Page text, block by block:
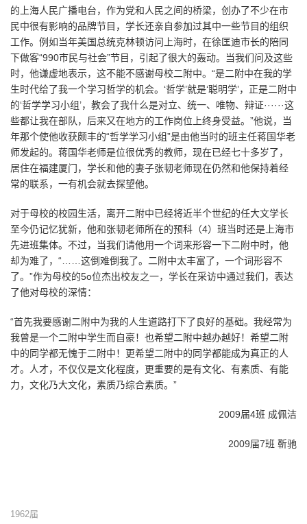
的上海人民广播电台，作为党和人民之间的桥梁，创办了不少在市
民中很有影响的品牌节目，学长还亲自参加过其中一些节目的组织
工作。例如当年美国总统克林顿访问上海时，在徐匡迪市长的陪同
下做客“990市民与社会”节目，引起了很大的轰动。当我们问及这些
时，他谦虚地表示，这不能不感谢母校二附中。“是二附中在我的学
生时代给了我一个学习哲学的机会。‘哲学’就是‘聪明学’，正是二附中
的‘哲学学习小组’，教会了我什么是对立、统一、唯物、辩证······这
些都让我在部队，后来又在地方的工作岗位上终身受益。”他说，当
年那个使他收获颇丰的“哲学学习小组”是由他当时的班主任蒋国华老
师发起的。蒋国华老师是位很优秀的教师，现在已经七十多岁了，
居住在福建厦门，学长和他的妻子张韧老师现在仍然和他保持着经
常的联系，一有机会就去探望他。
对于母校的校园生活，离开二附中已经将近半个世纪的任大文学长
至今仍记忆犹新，他和张韧老师所在的预科（4）班当时还是上海市
先进班集体。不过，当我们请他用一个词来形容一下二附中时，他
却为难了，“……这倒难倒我了。二附中太丰富了，一个词形容不
了。”作为母校的5o位杰出校友之一，学长在采访中通过我们，表达
了他对母校的深情：
“首先我要感谢二附中为我的人生道路打下了良好的基础。我经常为
我曾是一个二附中学生而自豪！也希望二附中越办越好！希望二附
中的同学都无愧于二附中！更希望二附中的同学都能成为真正的人
才。人才，不仅仅是文化程度，更重要的是有文化、有素质、有能
力，文化乃大文化，素质乃综合素质。”
2009届4班 成佩洁
2009届7班 靳驰
1962届